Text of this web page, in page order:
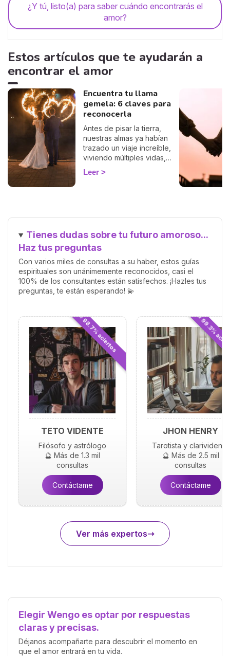
¿Y tú, listo(a) para saber cuándo encontrarás el
amor?
Estos artículos que te ayudarán a
encontrar el amor
Encuentra tu llama
gemela: 6 claves para
reconocerla
Antes de pisar la tierra,
nuestras almas ya habían
trazado un viaje increíble,
viviendo múltiples vidas,
acumulando sabiduría y
preparándose para el
profunda y única promete
crecimiento y comprensión
mutua. Pero, ¿cómo saber
esa persona especial?
Leer
Tienes dudas sobre tu futuro amoroso...
Haz tus preguntas
Con varios miles de consultas a su haber, estos guías
espirituales son unánimemente reconocidos, casi el
100% de los consultantes están satisfechos. ¡Hazles tus
preguntas, te están esperando! 💫
⭐ 98.7% aciertos
TETO VIDENTE
Filósofo y astrólogo
🔮 Más de 1.3 mil
consultas
Contáctame
⭐ 99.3%
JHON HENRY
Tarotista y clarividente
🔮 Más de 2.5 mil
consultas
Contáctame
Ver más expertos
Elegir Wengo es optar por respuestas
claras y precisas.
Déjanos acompañarte para descubrir el momento en
que el amor entrará en tu vida.